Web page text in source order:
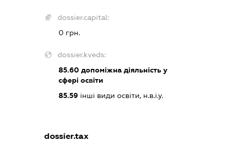
dossier.capital:
0 грн.
dossier.kveds:
85.60допоміжна діяльність у
сфері освіти
85.59інші види освіти, н.в.і.у.
dossier.tax